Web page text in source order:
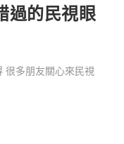
過的民視眼
很多朋友關心來民視